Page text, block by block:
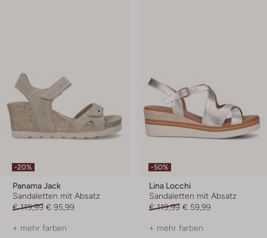
-20%
Panama Jack
Sandaletten mit Absatz
€ 119,99 € 95,99
+ mehr farben
-50%
Lina Locchi
Sandaletten mit Absatz
€ 119,99 € 59,99
+ mehr farben